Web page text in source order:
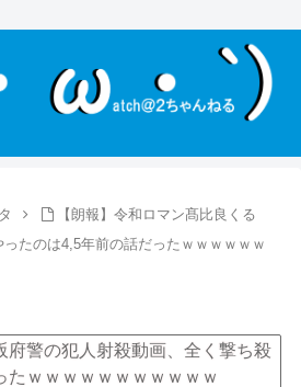
【朗報】令和ロマン髙比良くる
たのは4,5年前の話だったｗｗｗｗｗｗ
府警の犯人射殺動画、全く撃ち殺
たｗｗｗｗｗｗｗｗｗｗｗ